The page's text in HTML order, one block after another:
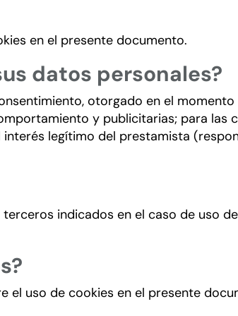
en el presente documento.
datos personales?
otorgado en el momento
y publicitarias; para las
legítimo del prestamista
indicados en el caso de uso
el uso de cookies en el presente